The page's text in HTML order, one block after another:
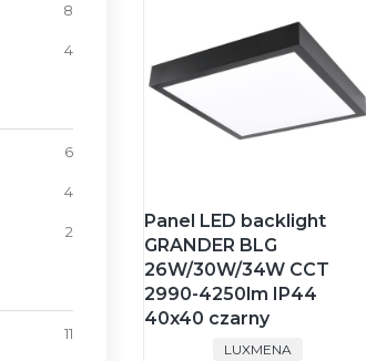
8
4
6
4
2
11
Panel LED backlight
GRANDER BLG
26W/30W/34W CCT
2990-4250lm IP44
40x40 czarny
PRODUCENT
LUXMENA